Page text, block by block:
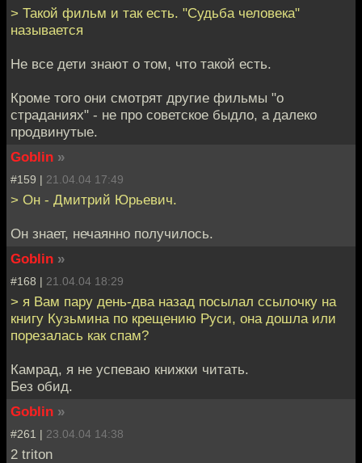
> Такой фильм и так есть. "Судьба человека"
называется
Не все дети знают о том, что такой есть.
Кроме того они смотрят другие фильмы "о
страданиях" - не про советское быдло, а далеко
продвинутые.
Goblin »
#159 | 21.04.04 17:49
> Он - Дмитрий Юрьевич.
Он знает, нечаянно получилось.
Goblin »
#168 | 21.04.04 18:29
> я Вам пару день-два назад посылал ссылочку на
книгу Кузьмина по крещению Руси, она дошла или
порезалась как спам?
Камрад, я не успеваю книжки читать.
Без обид.
Goblin »
#261 | 23.04.04 14:38
2 triton